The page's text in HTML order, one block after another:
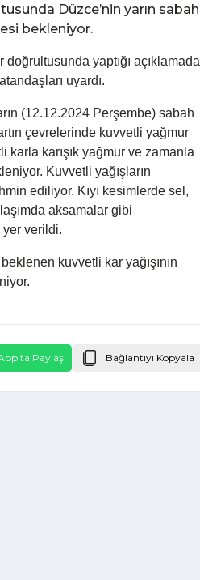
Düzce’nin yarın sabah
bekleniyor.
yaptığı açıklamada
uyardı.
(12.12.2024 Perşembe) sabah
çevrelerinde kuvvetli yağmur
karışık yağmur ve zamanla
Kuvvetli yağışların
ediliyor. Kıyı kesimlerde sel,
aksamalar gibi
yer verildi.
kuvvetli kar yağışının
Paylaş Bağlantıyı Kopyala